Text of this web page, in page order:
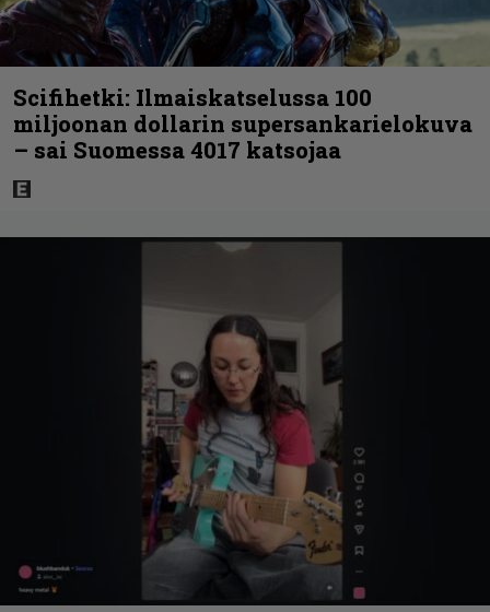
Scifihetki: Ilmaiskatselussa 100
miljoonan dollarin supersankarielokuva
– sai Suomessa 4017 katsojaa